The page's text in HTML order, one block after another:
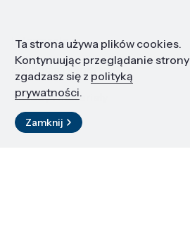
Informacje
Edukacja i kariera
Zasoby i materiały
Kontakt
Ta strona używa plików cookies.
Kontynuując przeglądanie strony
zgadzasz się z polityką
prywatności.
Zamknij